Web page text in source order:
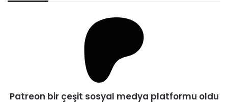
Patreon bir çeşit sosyal medya platformu oldu